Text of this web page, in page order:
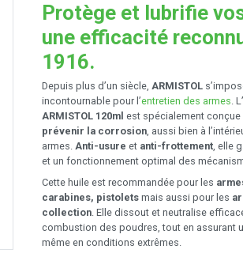
Protège et lubrifie
une efficacité
1916.
Depuis plus d’un siècle, ARMISTOL
incontournable pour l’entretien des armes. L’
ARMISTOL 120ml est spécialement conçue
prévenir la corrosion, aussi bien à
armes. Anti-usure et anti-frottement, elle
et un fonctionnement optimal des
Cette huile est recommandée pour les
carabines, pistolets mais aussi pour les
collection. Elle dissout et neutralise
combustion des poudres, tout en assurant
même en conditions extrêmes.